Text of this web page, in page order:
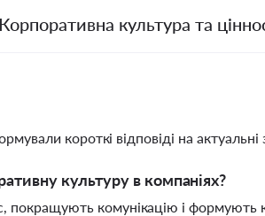
культура та
короткі відповіді на
культуру в компаніях?
покращують комунікацію і формують